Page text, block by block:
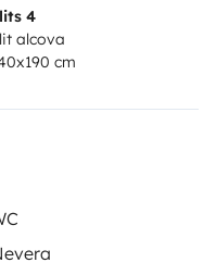
tank with an on-
controlled from
a private site during
4
alcova
cm